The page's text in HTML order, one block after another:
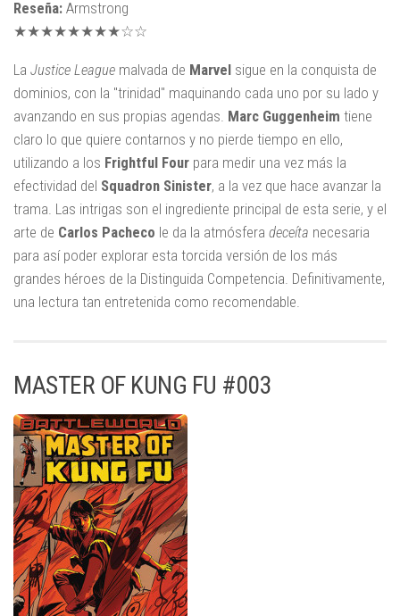
Reseña: Armstrong
★★★★★★★★☆☆
La Justice League malvada de Marvel sigue en la conquista de
dominios, con la "trinidad" maquinando cada uno por su lado y
avanzando en sus propias agendas. Marc Guggenheim tiene
claro lo que quiere contarnos y no pierde tiempo en ello,
utilizando a los Frightful Four para medir una vez más la
efectividad del Squadron Sinister, a la vez que hace avanzar la
trama. Las intrigas son el ingrediente principal de esta serie, y el
arte de Carlos Pacheco le da la atmósfera deceíta necesaria
para así poder explorar esta torcida versión de los más
grandes héroes de la Distinguida Competencia. Definitivamente,
una lectura tan entretenida como recomendable.
MASTER OF KUNG FU #003